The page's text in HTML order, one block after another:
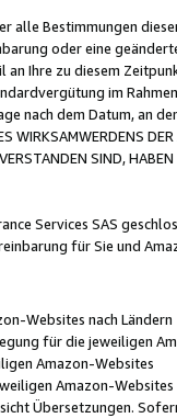
alle Bestimmungen
oder eine
an Ihre zu diesem
im
nach dem Datum, an
WIRKSAMWERDENS
SIND,
Services SAS
für Sie und
Websites nach Ländern
für die jeweiligen
Amazon-Websites
Amazon-Websites
Übersetzungen.